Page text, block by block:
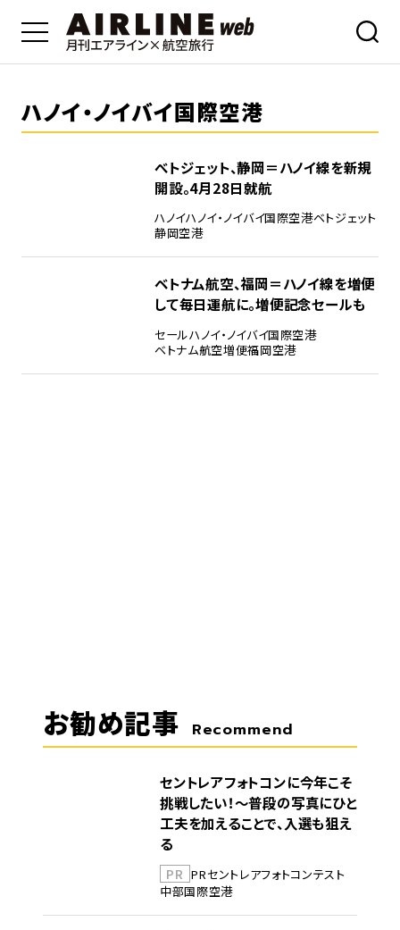
ハノイ・ノイバイ国際空港
べトジェット、静岡＝ハノイ線を新規
開設。4月28日就航
ハノイハノイ・ノイバイ国際空港ベトジェット
静岡空港
ベトナム航空、福岡＝ハノイ線を増便
して毎日運航に。増便記念セールも
セールハノイ・ノイバイ国際空港
ベトナム航空増便福岡空港
お勧め記事 Recommend
セントレアフォトコンに今年こそ
挑戦したい！～普段の写真にひと
工夫を加えることで、入選も狙え
る
PR PRセントレアフォトコンテスト
中部国際空港